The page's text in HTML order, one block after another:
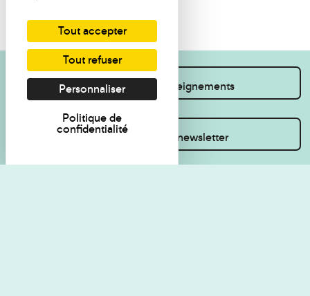
Je souhaite des renseignements
Inscrivez-vous à la newsletter
Tout accepter
Tout refuser
Personnaliser
Politique de
confidentialité